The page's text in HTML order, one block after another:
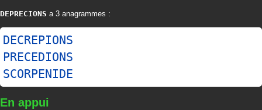
DEPRECIONS a 3 anagrammes :
DECREPIONS
PRECEDIONS
SCORPENIDE
En appui